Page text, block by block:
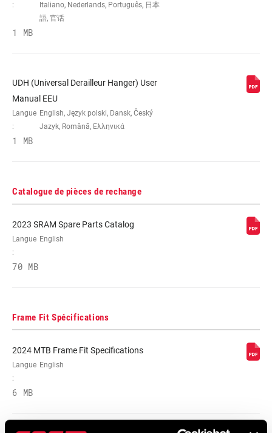
:
Italiano, Nederlands, Português, 日本
語, 官话
1 MB
UDH (Universal Derailleur Hanger) User
Manual EEU
Langue
:
English, Język polski, Dansk, Český
Jazyk, Română, Ελληνικά
1 MB
Catalogue de pièces de rechange
2023 SRAM Spare Parts Catalog
Langue
:
English
70 MB
Frame Fit Spécifications
2024 MTB Frame Fit Specifications
Langue
:
English
6 MB